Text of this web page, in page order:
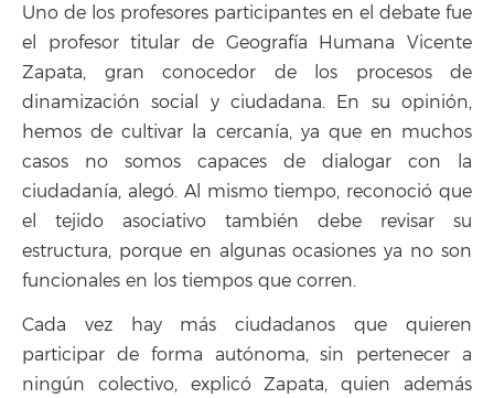
Uno de los profesores participantes en el debate fue
el profesor titular de Geografía Humana Vicente
Zapata, gran conocedor de los procesos de
dinamización social y ciudadana. En su opinión,
hemos de cultivar la cercanía, ya que en muchos
casos no somos capaces de dialogar con la
ciudadanía, alegó. Al mismo tiempo, reconoció que
el tejido asociativo también debe revisar su
estructura, porque en algunas ocasiones ya no son
funcionales en los tiempos que corren.
Cada vez hay más ciudadanos que quieren
participar de forma autónoma, sin pertenecer a
ningún colectivo, explicó Zapata, quien además